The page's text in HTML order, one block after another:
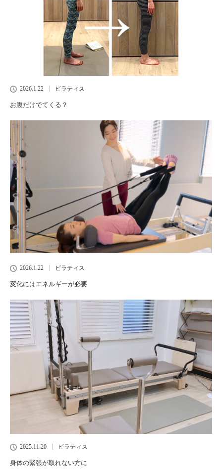
2026.1.22 ピラティス
お腹だけでてくる？
2026.1.22 ピラティス
変化にはエネルギーが必要
2025.11.20 ピラティス
身体の緊張が取れない方に